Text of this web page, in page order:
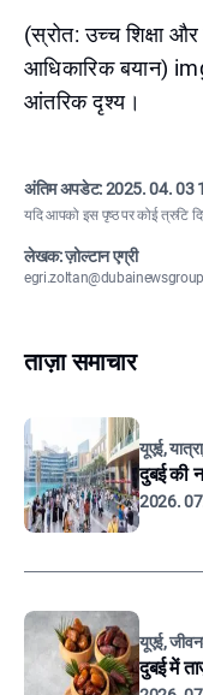
(स्रोत: उच्च शिक्षा
आधिकारिक बयान)
आंतरिक दृश्य।
अंतिम अपडेट:2025. 04. 03
यदि आपको इस पृष्ठ पर कोई त्रुटि
लेखक: ज़ोल्टान एग्री
ताज़ा समाचार
यूएई,
दुबई की
2026.
यूएई,
दुबई में